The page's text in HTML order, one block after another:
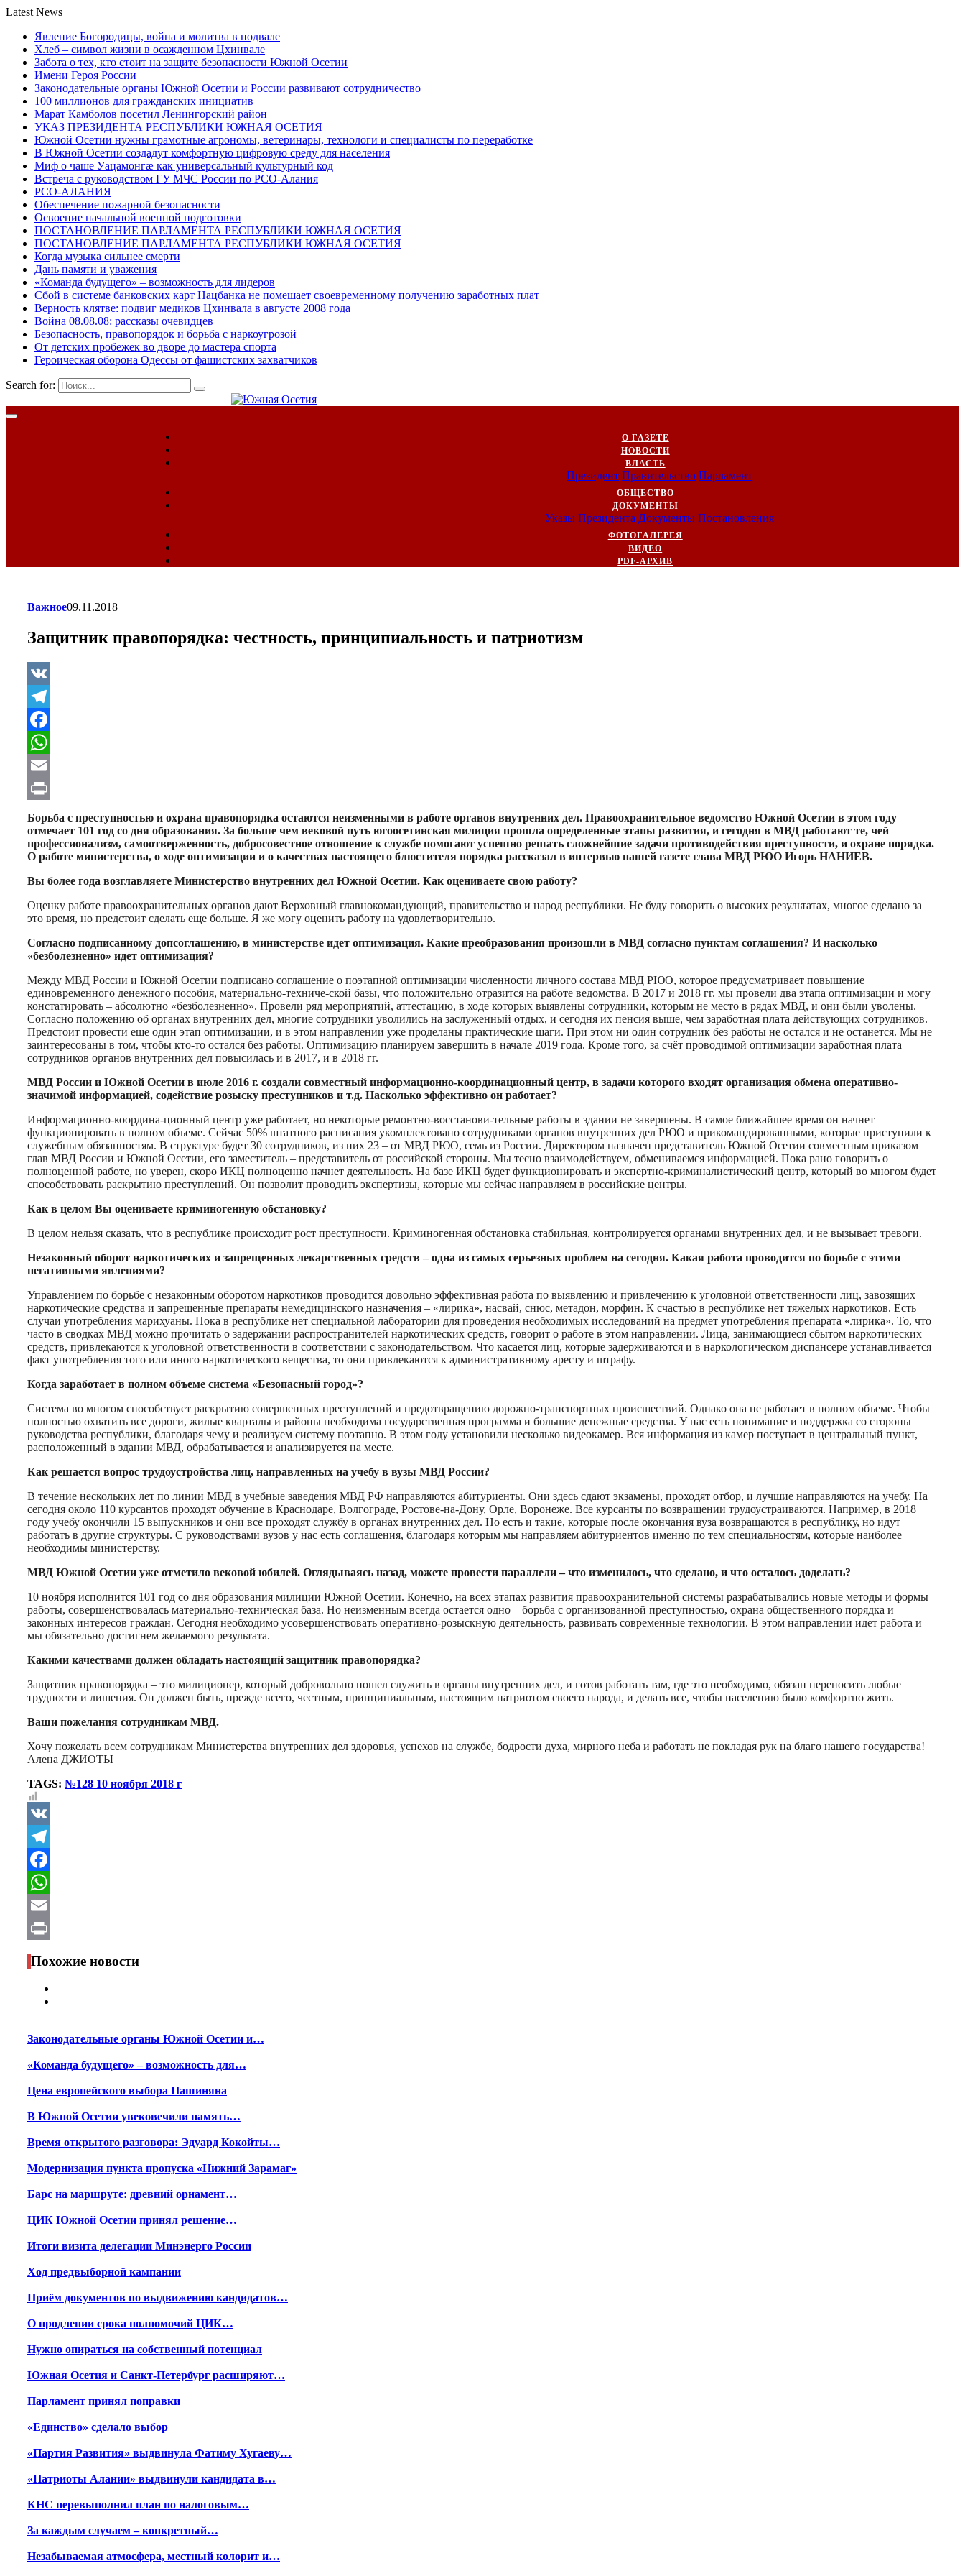
Latest News
Явление Богородицы, война и молитва в подвале
Хлеб – символ жизни в осажденном Цхинвале
Забота о тех, кто стоит на защите безопасности Южной Осетии
Имени Героя России
Законодательные органы Южной Осетии и России развивают сотрудничество
100 миллионов для гражданских инициатив
Марат Камболов посетил Ленингорский район
УКАЗ ПРЕЗИДЕНТА РЕСПУБЛИКИ ЮЖНАЯ ОСЕТИЯ
Южной Осетии нужны грамотные агрономы, ветеринары, технологи и специалисты по переработке
В Южной Осетии создадут комфортную цифровую среду для населения
Миф о чаше Уацамонгæ как универсальный культурный код
Встреча с руководством ГУ МЧС России по РСО-Алания
РСО-АЛАНИЯ
Обеспечение пожарной безопасности
Освоение начальной военной подготовки
ПОСТАНОВЛЕНИЕ ПАРЛАМЕНТА РЕСПУБЛИКИ ЮЖНАЯ ОСЕТИЯ
ПОСТАНОВЛЕНИЕ ПАРЛАМЕНТА РЕСПУБЛИКИ ЮЖНАЯ ОСЕТИЯ
Когда музыка сильнее смерти
Дань памяти и уважения
«Команда будущего» – возможность для лидеров
Сбой в системе банковских карт Нацбанка не помешает своевременному получению заработных плат
Верность клятве: подвиг медиков Цхинвала в августе 2008 года
Война 08.08.08: рассказы очевидцев
Безопасность, правопорядок и борьба с наркоугрозой
От детских пробежек во дворе до мастера спорта
Героическая оборона Одессы от фашистских захватчиков
Search for:
О ГАЗЕТЕ
НОВОСТИ
ВЛАСТЬ
Президент Правительство Парламент
ОБЩЕСТВО
ДОКУМЕНТЫ
Указы Президента Документы Постановления
ФОТОГАЛЕРЕЯ
ВИДЕО
PDF-АРХИВ
Важное09.11.2018
Защитник правопорядка: честность, принципиальность и патриотизм
VK
Telegram
Facebook
WhatsApp
Email
Print
Борьба с преступностью и охрана правопорядка остаются неизменными в работе органов внутренних дел. Правоохранительное ведомство Южной Осетии в этом году
отмечает 101 год со дня образования. За больше чем вековой путь югоосетинская милиция прошла определенные этапы развития, и сегодня в МВД работают те, чей
профессионализм, самоотверженность, добросовестное отношение к службе помогают успешно решать сложнейшие задачи противодействия преступности, и охране порядка.
О работе министерства, о ходе оптимизации и о качествах настоящего блюстителя порядка рассказал в интервью нашей газете глава МВД РЮО Игорь НАНИЕВ.
Вы более года возглавляете Министерство внутренних дел Южной Осетии. Как оцениваете свою работу?
Оценку работе правоохранительных органов дают Верховный главнокомандующий, правительство и народ республики. Не буду говорить о высоких результатах, многое сделано за
это время, но предстоит сделать еще больше. Я же могу оценить работу на удовлетворительно.
Согласно подписанному допсоглашению, в министерстве идет оптимизация. Какие преобразования произошли в МВД согласно пунктам соглашения? И насколько
«безболезненно» идет оптимизация?
Между МВД России и Южной Осетии подписано соглашение о поэтапной оптимизации численности личного состава МВД РЮО, которое предусматривает повышение
единовременного денежного пособия, материально-техниче-ской базы, что положительно отразится на работе ведомства. В 2017 и 2018 гг. мы провели два этапа оптимизации и могу
констатировать – абсолютно «безболезненно». Провели ряд мероприятий, аттестацию, в ходе которых выявлены сотрудники, которым не место в рядах МВД, и они были уволены.
Согласно положению об органах внутренних дел, многие сотрудники уволились на заслуженный отдых, и сегодня их пенсия выше, чем заработная плата действующих сотрудников.
Предстоит провести еще один этап оптимизации, и в этом направлении уже проделаны практические шаги. При этом ни один сотрудник без работы не остался и не останется. Мы не
заинтересованы в том, чтобы кто-то остался без работы. Оптимизацию планируем завершить в начале 2019 года. Кроме того, за счёт проводимой оптимизации заработная плата
сотрудников органов внутренних дел повысилась и в 2017, и в 2018 гг.
МВД России и Южной Осетии в июле 2016 г. создали совместный информационно-координационный центр, в задачи которого входят организация обмена оперативно-
значимой информацией, содействие розыску преступников и т.д. Насколько эффективно он работает?
Информационно-координа-ционный центр уже работает, но некоторые ремонтно-восстанови-тельные работы в здании не завершены. В самое ближайшее время он начнет
функционировать в полном объеме. Сейчас 50% штатного расписания укомплектовано сотрудниками органов внутренних дел РЮО и прикомандированными, которые приступили к
служебным обязанностям. В структуре будет 30 сотрудников, из них 23 – от МВД РЮО, семь из России. Директором назначен представитель Южной Осетии совместным приказом
глав МВД России и Южной Осетии, его заместитель – представитель от российской стороны. Мы тесно взаимодействуем, обмениваемся информацией. Пока рано говорить о
полноценной работе, но уверен, скоро ИКЦ полноценно начнет деятельность. На базе ИКЦ будет функционировать и экспертно-криминалистический центр, который во многом будет
способствовать раскрытию преступлений. Он позволит проводить экспертизы, которые мы сейчас направляем в российские центры.
Как в целом Вы оцениваете криминогенную обстановку?
В целом нельзя сказать, что в республике происходит рост преступности. Криминогенная обстановка стабильная, контролируется органами внутренних дел, и не вызывает тревоги.
Незаконный оборот наркотических и запрещенных лекарственных средств – одна из самых серьезных проблем на сегодня. Какая работа проводится по борьбе с этими
негативными явлениями?
Управлением по борьбе с незаконным оборотом наркотиков проводится довольно эффективная работа по выявлению и привлечению к уголовной ответственности лиц, завозящих
наркотические средства и запрещенные препараты немедицинского назначения – «лирика», насвай, снюс, метадон, морфин. К счастью в республике нет тяжелых наркотиков. Есть
случаи употребления марихуаны. Пока в республике нет специальной лаборатории для проведения необходимых исследований на предмет употребления препарата «лирика». То, что
часто в сводках МВД можно прочитать о задержании распространителей наркотических средств, говорит о работе в этом направлении. Лица, занимающиеся сбытом наркотических
средств, привлекаются к уголовной ответственности в соответствии с законодательством. Что касается лиц, которые задерживаются и в наркологическом диспансере устанавливается
факт употребления того или иного наркотического вещества, то они привлекаются к административному аресту и штрафу.
Когда заработает в полном объеме система «Безопасный город»?
Система во многом способствует раскрытию совершенных преступлений и предотвращению дорожно-транспортных происшествий. Однако она не работает в полном объеме. Чтобы
полностью охватить все дороги, жилые кварталы и районы необходима государственная программа и большие денежные средства. У нас есть понимание и поддержка со стороны
руководства республики, благодаря чему и реализуем систему поэтапно. В этом году установили несколько видеокамер. Вся информация из камер поступает в центральный пункт,
расположенный в здании МВД, обрабатывается и анализируется на месте.
Как решается вопрос трудоустройства лиц, направленных на учебу в вузы МВД России?
В течение нескольких лет по линии МВД в учебные заведения МВД РФ направляются абитуриенты. Они здесь сдают экзамены, проходят отбор, и лучшие направляются на учебу. На
сегодня около 110 курсантов проходят обучение в Краснодаре, Волгограде, Ростове-на-Дону, Орле, Воронеже. Все курсанты по возвращении трудоустраиваются. Например, в 2018
году учебу окончили 15 выпускников и они все проходят службу в органах внутренних дел. Но есть и такие, которые после окончания вуза возвращаются в республику, но идут
работать в другие структуры. С руководствами вузов у нас есть соглашения, благодаря которым мы направляем абитуриентов именно по тем специальностям, которые наиболее
необходимы министерству.
МВД Южной Осетии уже отметило вековой юбилей. Оглядываясь назад, можете провести параллели – что изменилось, что сделано, и что осталось доделать?
10 ноября исполнится 101 год со дня образования милиции Южной Осетии. Конечно, на всех этапах развития правоохранительной системы разрабатывались новые методы и формы
работы, совершенствовалась материально-техническая база. Но неизменным всегда остается одно – борьба с организованной преступностью, охрана общественного порядка и
законных интересов граждан. Сегодня необходимо усовершенствовать оперативно-розыскную деятельность, развивать современные технологии. В этом направлении идет работа и
мы обязательно достигнем желаемого результата.
Какими качествами должен обладать настоящий защитник правопорядка?
Защитник правопорядка – это милиционер, который добровольно пошел служить в органы внутренних дел, и готов работать там, где это необходимо, обязан переносить любые
трудности и лишения. Он должен быть, прежде всего, честным, принципиальным, настоящим патриотом своего народа, и делать все, чтобы населению было комфортно жить.
Ваши пожелания сотрудникам МВД.
Хочу пожелать всем сотрудникам Министерства внутренних дел здоровья, успехов на службе, бодрости духа, мирного неба и работать не покладая рук на благо нашего государства!
Алена ДЖИОТЫ
TAGS: №128 10 ноября 2018 г
VK
Telegram
Facebook
WhatsApp
Email
Print
Похожие новости
Законодательные органы Южной Осетии и…
«Команда будущего» – возможность для…
Цена европейского выбора Пашиняна
В Южной Осетии увековечили память…
Время открытого разговора: Эдуард Кокойты…
Модернизация пункта пропуска «Нижний Зарамаг»
Барс на маршруте: древний орнамент…
ЦИК Южной Осетии принял решение…
Итоги визита делегации Минэнерго России
Ход предвыборной кампании
Приём документов по выдвижению кандидатов…
О продлении срока полномочий ЦИК…
Нужно опираться на собственный потенциал
Южная Осетия и Санкт-Петербург расширяют…
Парламент принял поправки
«Единство» сделало выбор
«Партия Развития» выдвинула Фатиму Хугаеву…
«Патриоты Алании» выдвинули кандидата в…
КНС перевыполнил план по налоговым…
За каждым случаем – конкретный…
Незабываемая атмосфера, местный колорит и…